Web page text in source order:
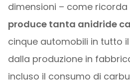
dimensioni – come ricorda
produce tanta anidride
cinque automobili in tutto
dalla produzione in
incluso il consumo di